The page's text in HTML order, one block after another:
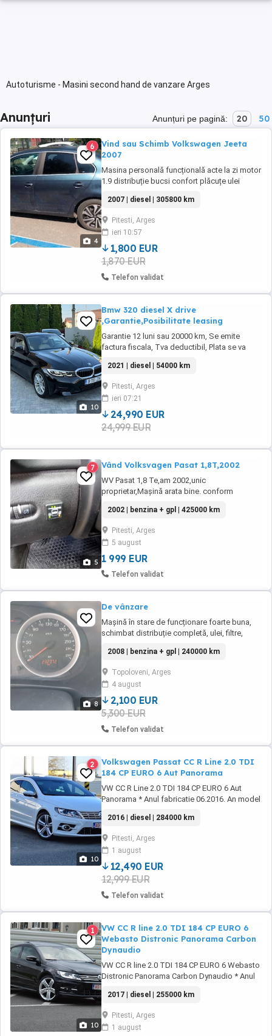
Autoturisme - Masini second hand de vanzare Arges
Anunțuri Anunțuri pe pagină: 20 50
4
6
Vind sau Schimb Volkswagen Jeeta
2007
Masina personală funcțională acte la zi motor
1.9 distribuție bucsi confort plăcuțe ulei
iarna fara schimburi
2007 | diesel | 305800 km
Pitesti, Arges
ieri 10:57
1,800 EUR
1,870 EUR
Telefon validat
10
Bmw 320 diesel X drive
,Garantie,Posibilitate leasing
Garantie 12 luni sau 20000 km, Se emite
factura fiscala, Tva deductibil, Plata se va
leasing, Un singur proprietar, Istoric service.
2021 | diesel | 54000 km
Pitesti, Arges
ieri 07:21
24,990 EUR
24,999 EUR
5
7 Vând Volksvagen Pasat 1,8T,2002
WV Pasat 1,8 Te,am 2002,unic
proprietar,Mașină arata bine. conform
valabil,dotare cu gaz și benzina,consum gaz
7 100,an 2002
2002 | benzina + gpl | 425000 km
Pitesti, Arges
5 august
1 999 EUR
Telefon validat
8
De vânzare
Mașină în stare de funcționare foarte buna,
schimbat distribuție completă, ulei, filtre,
Are instalație de gaz, consum 7,5-9% gaz, 6%
benzină. AC functional.
2008 | benzina + gpl | 240000 km
Topoloveni, Arges
4 august
2,100 EUR
5,300 EUR
Telefon validat
10
2
Volkswagen Passat CC R Line 2.0 TDI
184 CP EURO 6 Aut Panorama
VW CC R Line 2.0 TDI 184 CP EURO 6 Aut
Panorama * Anul fabricatie 06.2016. An model
poluare EURO 6 fara adBlue * Cutie de viteze
automata DSG 6+1 * Rulaj 284.000 km * Carte
service la zi * Distributie + revizie efectuata in
Locuri Ca si dotari ...
2016 | diesel | 284000 km
Pitesti, Arges
1 august
12,490 EUR
12,999 EUR
Telefon validat
10
1
VW CC R line 2.0 TDI 184 CP EURO 6
Webasto Distronic Panorama Carbon
Dynaudio
VW CC R line 2.0 TDI 184 CP EURO 6 Webasto
Distronic Panorama Carbon Dynaudio * Anul
Motorizare 2.0 TDI 184 CP * Norma de
poluare EURO 6 fara adBlue * Cutie de viteze
automata DSG 6+1 * Rulaj 255.000 km 100%
reali * Carte service la zi TUV valabil ...
2017 | diesel | 255000 km
Pitesti, Arges
1 august